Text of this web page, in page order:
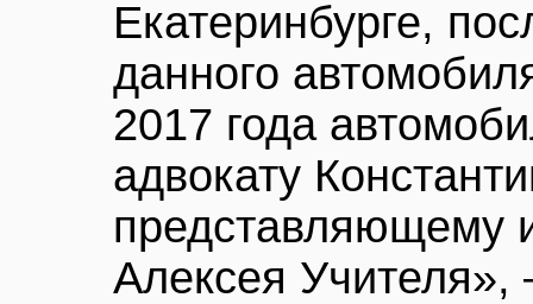
Екатеринбурге,
данного
2017 года
адвокату
представляющему
Алексея Учителя»,